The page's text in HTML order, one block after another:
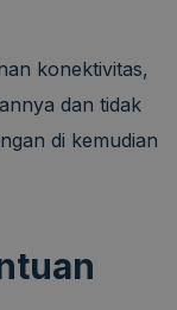
konektivitas,
dan tidak
di kemudian